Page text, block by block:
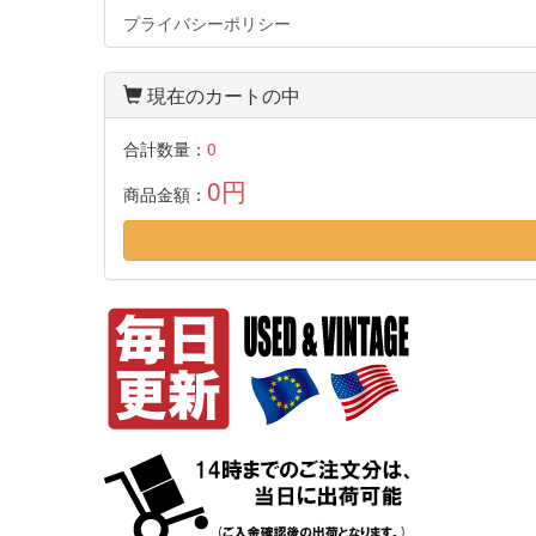
プライバシーポリシー
現在のカートの中
合計数量： 0
商品金額： 0円